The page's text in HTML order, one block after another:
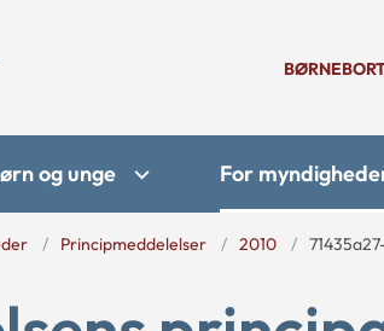
og unge For
Principmeddelelser 2010